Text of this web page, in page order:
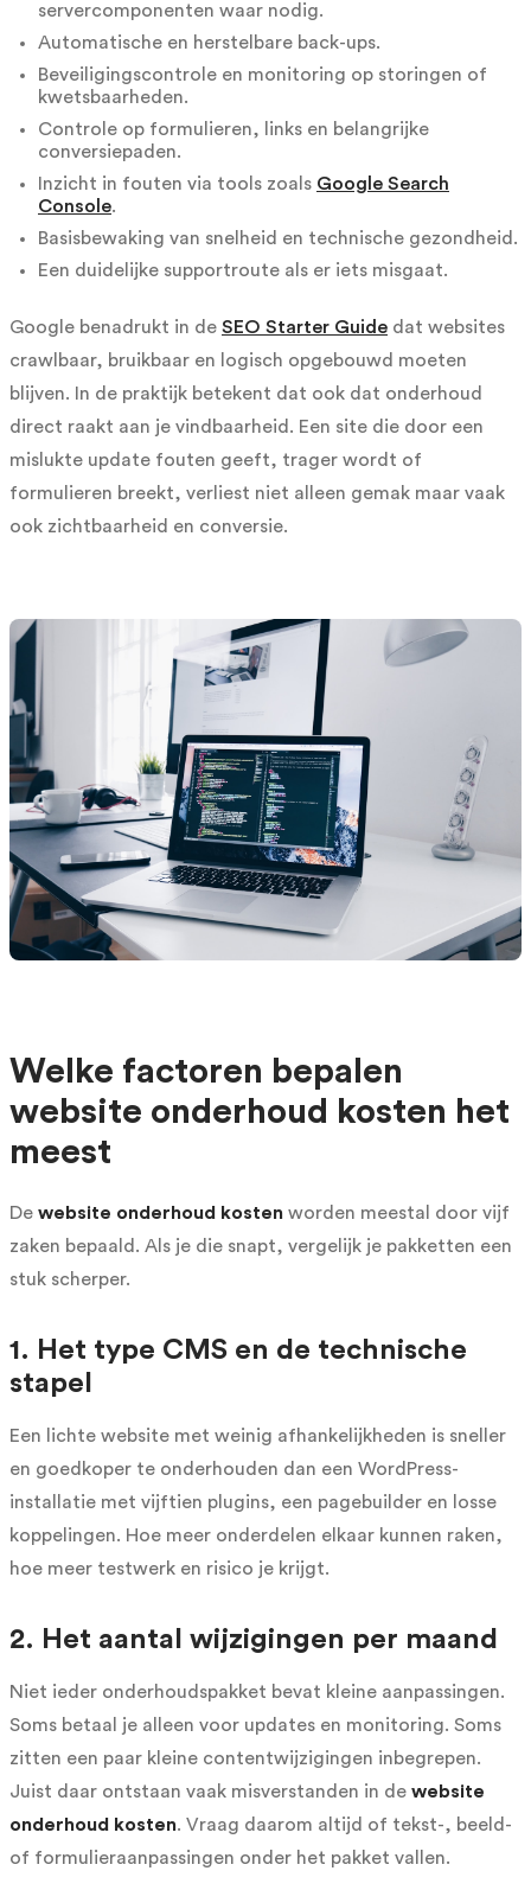
servercomponenten waar nodig.
Automatische en herstelbare back-ups.
Beveiligingscontrole en monitoring op storingen of
kwetsbaarheden.
Controle op formulieren, links en belangrijke
conversiepaden.
Inzicht in fouten via tools zoals Google Search
Console.
Basisbewaking van snelheid en technische gezondheid.
Een duidelijke supportroute als er iets misgaat.
Google benadrukt in de SEO Starter Guide dat websites
crawlbaar, bruikbaar en logisch opgebouwd moeten
blijven. In de praktijk betekent dat ook dat onderhoud
direct raakt aan je vindbaarheid. Een site die door een
mislukte update fouten geeft, trager wordt of
formulieren breekt, verliest niet alleen gemak maar vaak
ook zichtbaarheid en conversie.
Welke factoren bepalen
website onderhoud kosten het
meest
De website onderhoud kosten worden meestal door vijf
zaken bepaald. Als je die snapt, vergelijk je pakketten een
stuk scherper.
1. Het type CMS en de technische
stapel
Een lichte website met weinig afhankelijkheden is sneller
en goedkoper te onderhouden dan een WordPress-
installatie met vijftien plugins, een pagebuilder en losse
koppelingen. Hoe meer onderdelen elkaar kunnen raken,
hoe meer testwerk en risico je krijgt.
2. Het aantal wijzigingen per maand
Niet ieder onderhoudspakket bevat kleine aanpassingen.
Soms betaal je alleen voor updates en monitoring. Soms
zitten een paar kleine contentwijzigingen inbegrepen.
Juist daar ontstaan vaak misverstanden in de website
onderhoud kosten. Vraag daarom altijd of tekst-, beeld-
of formulieraanpassingen onder het pakket vallen.